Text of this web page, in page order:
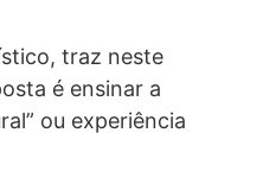
traz neste
é ensinar a
ou experiência